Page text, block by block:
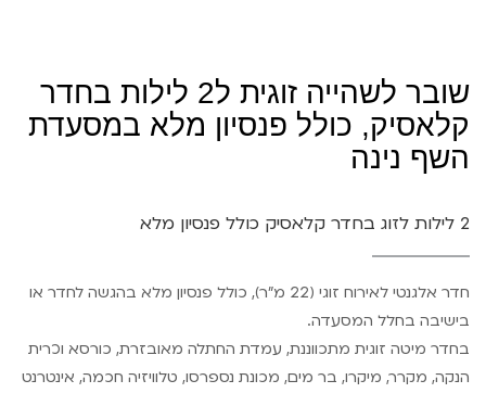
שובר לשהייה זוגית ל2 לילות בחדר
קלאסיק, כולל פנסיון מלא במסעדת
השף נינה
2 לילות לזוג בחדר קלאסיק כולל פנסיון מלא
חדר אלגנטי לאירוח זוגי (22 מ”ר), כולל פנסיון מלא בהגשה לחדר או
בישיבה בחלל המסעדה.
בחדר מיטה זוגית מתכווננת, עמדת החתלה מאובזרת, כורסא וכרית
הנקה, מקרר, מיקרו, בר מים, מכונת נספרסו, טלוויזיה חכמה, אינטרנט